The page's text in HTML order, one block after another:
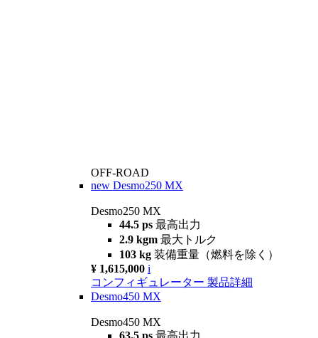
OFF-ROAD
new Desmo250 MX
Desmo250 MX
44.5 ps 最高出力
2.9 kgm 最大トルク
103 kg 装備重量（燃料を除く）
¥ 1,615,000 i
コンフィギュレーター 製品詳細
Desmo450 MX
Desmo450 MX
63.5 ps 最高出力